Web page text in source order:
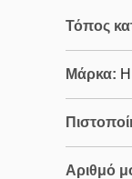
Τόπος
Μάρκα:
Αριθμό